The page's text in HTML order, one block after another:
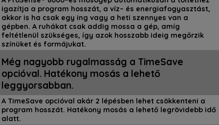
igazítja a program hosszát, a víz– és energiafogyasztást,
akkor is ha csak egy ing vagy a heti szennyes van a
gépben. A ruhákat csak addig mossa a gép, amíg
feltétlenül szükséges, így azok hosszabb ideig megőrzik
színüket és formájukat.
Még nagyobb rugalmasság a TimeSave
opcióval. Hatékony mosás a lehető
leggyorsabban.
A TimeSave opcióval akár 2 lépésben lehet csökkenteni a
program hosszát. Hatékony mosás a lehető legrövidebb idő
alatt.